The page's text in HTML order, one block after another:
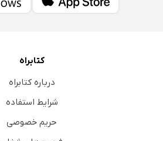
کتابراه
درباره کتابراه
شرایط استفاده
حریم خصوصی